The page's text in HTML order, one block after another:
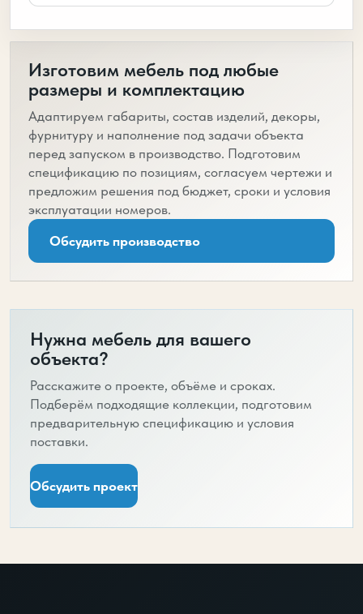
Изготовим мебель под любые
размеры и комплектацию
Адаптируем габариты, состав изделий, декоры,
фурнитуру и наполнение под задачи объекта
перед запуском в производство. Подготовим
спецификацию по позициям, согласуем чертежи и
предложим решения под бюджет, сроки и условия
эксплуатации номеров.
Обсудить производство
Нужна мебель для вашего
объекта?
Расскажите о проекте, объёме и сроках.
Подберём подходящие коллекции, подготовим
предварительную спецификацию и условия
поставки.
Обсудить проект